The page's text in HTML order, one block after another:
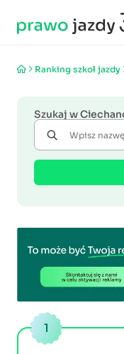
Ranking szkoł jazdy
Szukaj w
1